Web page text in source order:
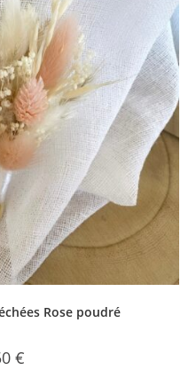
Rose poudré
€